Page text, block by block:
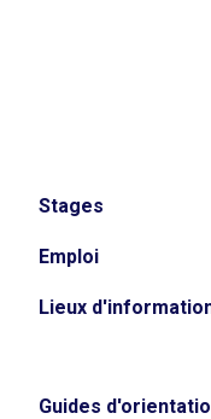
Stages
Emploi
Lieux
Guides